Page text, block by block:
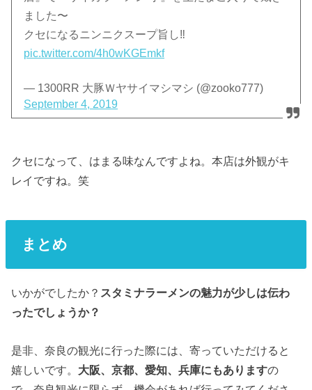
ました〜
クセになるニンニクスープ旨し‼
pic.twitter.com/4h0wKGEmkf
— 1300RR 大豚Ｗヤサイマシマシ (@zooko777)
September 4, 2019
クセになって、はまる味なんですよね。本店は外観がキ
レイですね。笑
まとめ
いかがでしたか？ スタミナラーメンの魅力が少しは伝わ
ったでしょうか？
是非、奈良の観光に行った際には、寄っていただけると
嬉しいです。 大阪、京都、愛知、兵庫にもありますの